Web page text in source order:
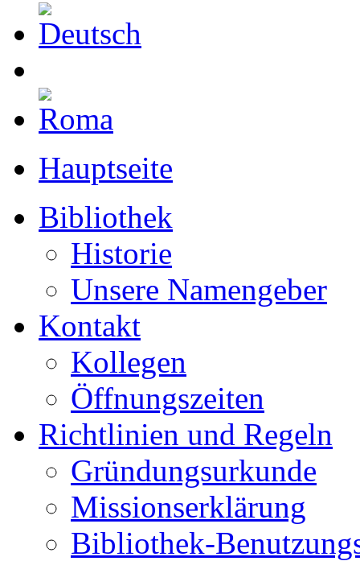
Hauptseite
Bibliothek
Historie
Unsere Namengeber
Kontakt
Kollegen
Öffnungszeiten
Richtlinien und Regeln
Gründungsurkunde
Missionserklärung
Bibliothek-